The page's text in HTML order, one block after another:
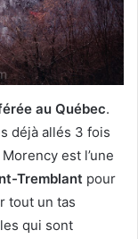
au Québec.
déjà allés 3 fois
est l’une
Tremblant pour
tout un tas
qui sont